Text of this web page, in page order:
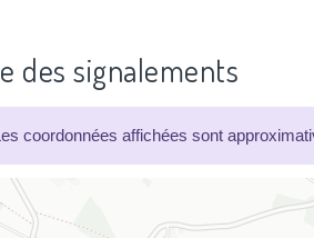
des signalements
coordonnées affichées sont